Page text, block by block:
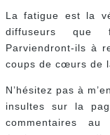
La fatigue est la
diffuseurs que
Parviendront-ils à
coups de cœurs de
N’hésitez pas à
insultes sur la
commentaires